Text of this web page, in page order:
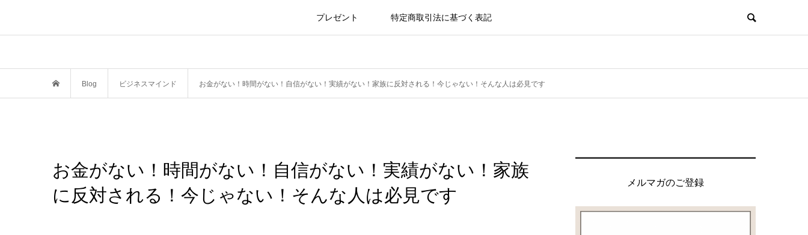
プレゼント 特定商取引法に基づく表記
Blog ビジネスマインド お金がない！時間がない！自信がない！実績がない！家族に反対される！今じゃない！そんな人は必見です
お金がない！時間がない！自信がない！実績がない！家族
に反対される！今じゃない！そんな人は必見です
メルマガのご登録